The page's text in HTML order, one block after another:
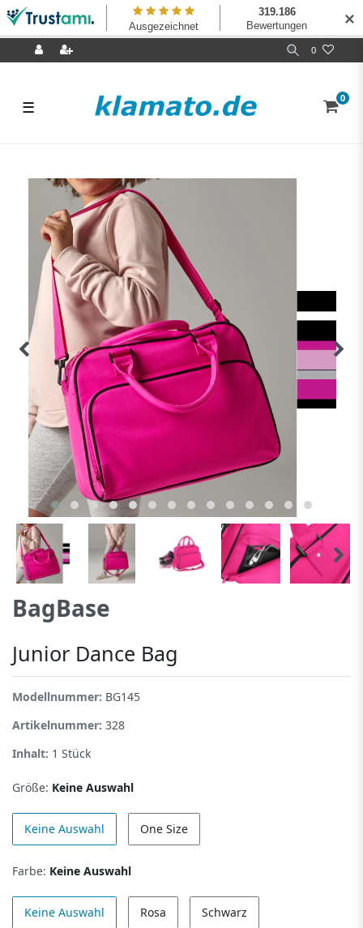
0
☰ 0
BagBase
Junior Dance Bag
Modellnummer: BG145
Artikelnummer: 328
Inhalt: 1 Stück
Größe: Keine Auswahl
Keine Auswahl One Size
Farbe: Keine Auswahl
Keine Auswahl Rosa Schwarz
✕